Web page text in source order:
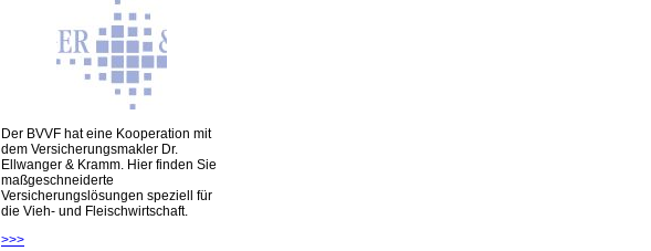
Der BVVF hat eine Kooperation mit
dem Versicherungsmakler Dr.
Ellwanger & Kramm. Hier finden Sie
maßgeschneiderte
Versicherungslösungen speziell für
die Vieh- und Fleischwirtschaft.
>>>